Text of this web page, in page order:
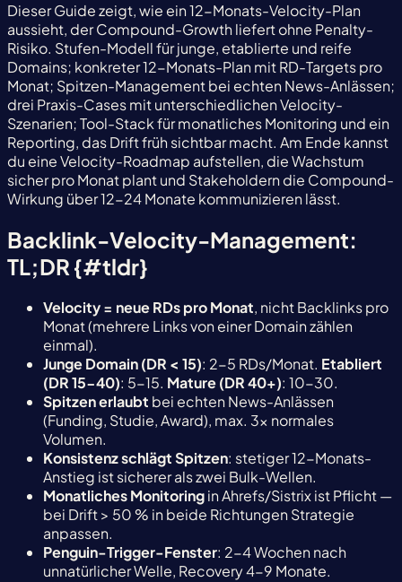
Dieser Guide zeigt, wie ein 12-Monats-Velocity-Plan
aussieht, der Compound-Growth liefert ohne Penalty-
Risiko. Stufen-Modell für junge, etablierte und reife
Domains; konkreter 12-Monats-Plan mit RD-Targets pro
Monat; Spitzen-Management bei echten News-Anlässen;
drei Praxis-Cases mit unterschiedlichen Velocity-
Szenarien; Tool-Stack für monatliches Monitoring und ein
Reporting, das Drift früh sichtbar macht. Am Ende kannst
du eine Velocity-Roadmap aufstellen, die Wachstum
sicher pro Monat plant und Stakeholdern die Compound-
Wirkung über 12-24 Monate kommunizieren lässt.
Backlink-Velocity-Management:
TL;DR {#tldr}
Velocity = neue RDs pro Monat, nicht Backlinks pro
Monat (mehrere Links von einer Domain zählen
einmal).
Junge Domain (DR < 15): 2-5 RDs/Monat. Etabliert
(DR 15-40): 5-15. Mature (DR 40+): 10-30.
Spitzen erlaubt bei echten News-Anlässen
(Funding, Studie, Award), max. 3× normales
Volumen.
Konsistenz schlägt Spitzen: stetiger 12-Monats-
Anstieg ist sicherer als zwei Bulk-Wellen.
Monatliches Monitoringin Ahrefs/Sistrix ist Pflicht —
bei Drift > 50 % in beide Richtungen Strategie
anpassen.
Penguin-Trigger-Fenster: 2-4 Wochen nach
unnatürlicher Welle, Recovery 4-9 Monate.